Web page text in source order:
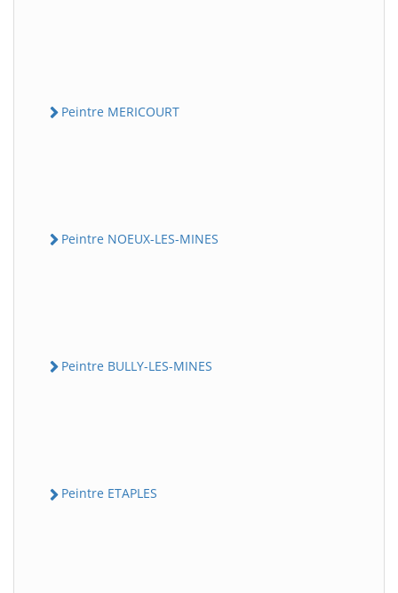
Peintre MERICOURT
Peintre NOEUX-LES-MINES
Peintre BULLY-LES-MINES
Peintre ETAPLES